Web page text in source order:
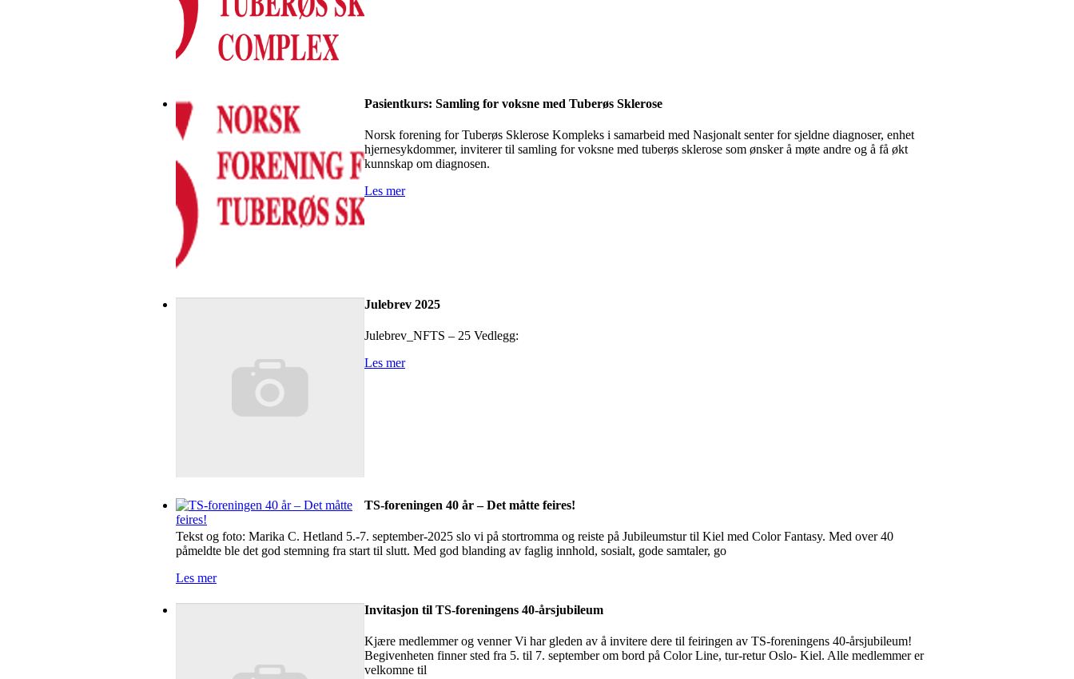
Pasientkurs: Samling for voksne med Tuberøs Sklerose
Norsk forening for Tuberøs Sklerose Kompleks i samarbeid med Nasjonalt senter for sjeldne diagnoser, enhet
hjernesykdommer, inviterer til samling for voksne med tuberøs sklerose som ønsker å møte andre og å få økt
kunnskap om diagnosen.
Les mer
Julebrev 2025
Julebrev_NFTS – 25 Vedlegg:
Les mer
TS-foreningen 40 år – Det måtte feires!
Tekst og foto: Marika C. Hetland 5.-7. september-2025 slo vi på stortromma og reiste på Jubileumstur til Kiel med Color Fantasy. Med over 40
påmeldte ble det god stemning fra start til slutt. Med god blanding av faglig innhold, sosialt, gode samtaler, go
Les mer
Invitasjon til TS-foreningens 40-årsjubileum
Kjære medlemmer og venner Vi har gleden av å invitere dere til feiringen av TS-foreningens 40-årsjubileum!
Begivenheten finner sted fra 5. til 7. september om bord på Color Line, tur-retur Oslo- Kiel. Alle medlemmer er
velkomne til